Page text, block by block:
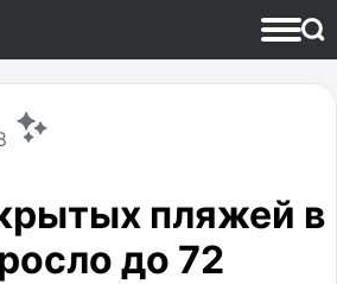
пляжей в
до 72